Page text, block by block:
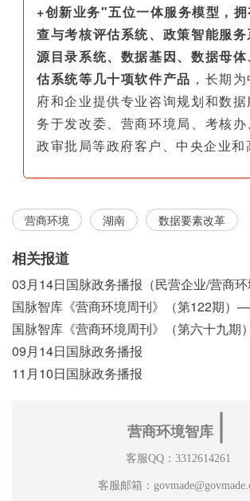
+创新业务"五位一体服务模型，
查与考核评估系统、政策智能服
源目录系统、数据基因、数据母
估系统等几十项软件产品 ，长期
府和企业提供专业咨询规划和数
务于发改委、营商环境局、考核
政审批局等政府客户、中央企业和
营商环境 湖南 数据要素改革
相关报道
09月14日国脉政务播报
11月10日国脉政务播报
营商环境智库
客服QQ：3312614261
客服邮箱：